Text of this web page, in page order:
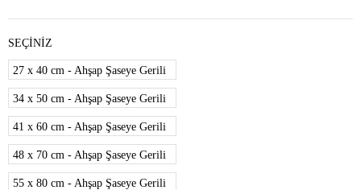
SEÇİNİZ
27 x 40 cm - Ahşap Şaseye Gerili
34 x 50 cm - Ahşap Şaseye Gerili
41 x 60 cm - Ahşap Şaseye Gerili
48 x 70 cm - Ahşap Şaseye Gerili
55 x 80 cm - Ahşap Şaseye Gerili